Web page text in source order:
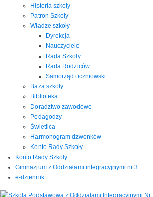
Historia szkoły
Patron Szkoły
Władze szkoły
Dyrekcja
Nauczyciele
Rada Szkoły
Rada Rodziców
Samorząd uczniowski
Baza szkoły
Biblioteka
Doradztwo zawodowe
Pedagodzy
Świetlica
Harmonogram dzwonków
Konto Rady Szkoły
Konto Rady Szkoły
Gimnazjum z Oddziałami integracyjnymi nr 3
e-dziennik